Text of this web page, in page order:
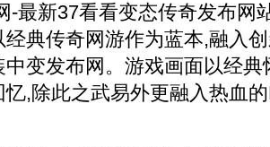
-最新37看看变态传奇发布网
经典传奇网游作为蓝本,融入
中变发布网 。游戏画面以经
,除此之武易外更融入热血